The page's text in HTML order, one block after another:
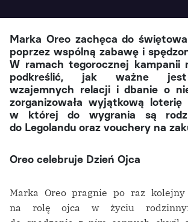
Marka Oreo zachęca do
poprzez wspólną zabawę i
W ramach tegorocznej kampanii
podkreślić, jak ważne jest
wzajemnych relacji i dbanie o
zorganizowała wyjątkową loterię
w której do wygrania są
do Legolandu oraz vouchery na
Oreo celebruje Dzień Ojca
Marka Oreo pragnie po raz kolejny
na rolę ojca w życiu